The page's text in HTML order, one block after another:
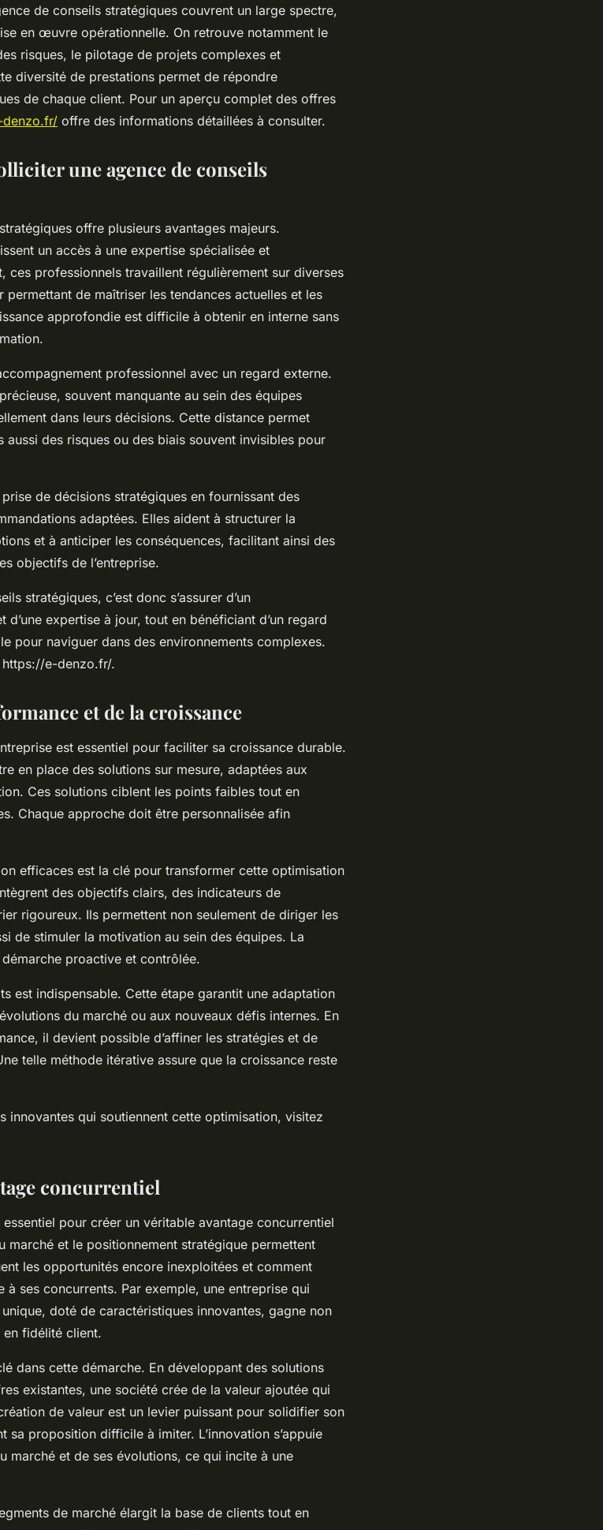
de conseils stratégiques couvrent un large spectre,
en œuvre opérationnelle. On retrouve notamment le
risques, le pilotage de projets complexes et
diversité de prestations permet de répondre
de chaque client. Pour un aperçu complet des offres
offre des informations détaillées à consulter.
une agence de conseils
offre plusieurs avantages majeurs.
un accès à une expertise spécialisée et
ces professionnels travaillent régulièrement sur diverses
de maîtriser les tendances actuelles et les
approfondie est difficile à obtenir en interne sans
professionnel avec un regard externe.
souvent manquante au sein des équipes
dans leurs décisions. Cette distance permet
des risques ou des biais souvent invisibles pour
de décisions stratégiques en fournissant des
adaptées. Elles aident à structurer la
et à anticiper les conséquences, facilitant ainsi des
objectifs de l’entreprise.
stratégiques, c’est donc s’assurer d’un
expertise à jour, tout en bénéficiant d’un regard
pour naviguer dans des environnements complexes.
e-denzo.fr/.
et de la croissance
est essentiel pour faciliter sa croissance durable.
en place des solutions sur mesure, adaptées aux
Ces solutions ciblent les points faibles tout en
Chaque approche doit être personnalisée afin
efficaces est la clé pour transformer cette optimisation
des objectifs clairs, des indicateurs de
rigoureux. Ils permettent non seulement de diriger les
de stimuler la motivation au sein des équipes. La
proactive et contrôlée.
est indispensable. Cette étape garantit une adaptation
du marché ou aux nouveaux défis internes. En
il devient possible d’affiner les stratégies et de
telle méthode itérative assure que la croissance reste
innovantes qui soutiennent cette optimisation, visitez
concurrentiel
pour créer un véritable avantage concurrentiel
marché et le positionnement stratégique permettent
les opportunités encore inexploitées et comment
à ses concurrents. Par exemple, une entreprise qui
doté de caractéristiques innovantes, gagne non
en fidélité client.
dans cette démarche. En développant des solutions
existantes, une société crée de la valeur ajoutée qui
de valeur est un levier puissant pour solidifier son
sa proposition difficile à imiter. L’innovation s’appuie
marché et de ses évolutions, ce qui incite à une
de marché élargit la base de clients tout en